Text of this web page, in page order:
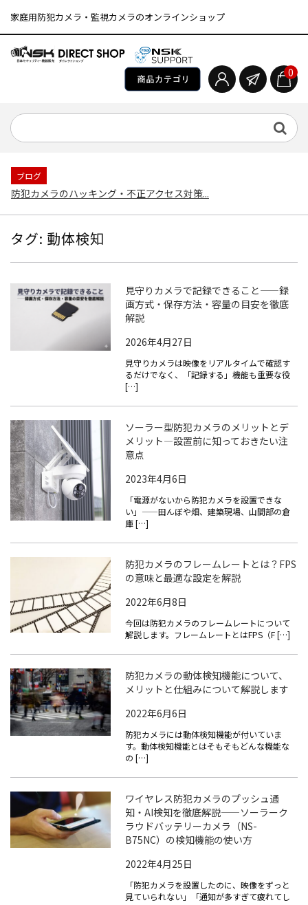
家庭用防犯カメラ・監視カメラのオンラインショップ
0
ブログ
防犯カメラのハッキング・不正アクセス対策...
タグ: 動体検知
見守りカメラで記録できること——録
画方式・保存方法・容量の目安を徹底
解説
2026年4月27日
見守りカメラは映像をリアルタイムで確認す
るだけでなく、「記録する」機能も重要な役
[…]
ソーラー型防犯カメラのメリットとデ
メリット—設置前に知っておきたい注
意点
2023年4月6日
「電源がないから防犯カメラを設置できな
い」——田んぼや畑、建築現場、山間部の倉
庫 […]
防犯カメラのフレームレートとは？FPS
の意味と最適な設定を解説
2022年6月8日
今回は防犯カメラのフレームレートについて
解説します。フレームレートとはFPS（F […]
防犯カメラの動体検知機能について、
メリットと仕組みについて解説します
2022年6月6日
防犯カメラには動体検知機能が付いていま
す。動体検知機能とはそもそもどんな機能な
の […]
ワイヤレス防犯カメラのプッシュ通
知・AI検知を徹底解説——ソーラーク
ラウドバッテリーカメラ（NS-
B75NC）の検知機能の使い方
2022年4月25日
「防犯カメラを設置したのに、映像をずっと
見ていられない」「通知が多すぎて疲れてし